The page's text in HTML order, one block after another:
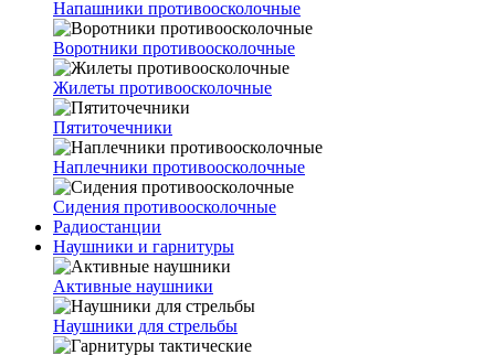
Напашники противоосколочные
Воротники противоосколочные
Жилеты противоосколочные
Пятиточечники
Наплечники противоосколочные
Сидения противоосколочные
Радиостанции
Наушники и гарнитуры
Активные наушники
Наушники для стрельбы